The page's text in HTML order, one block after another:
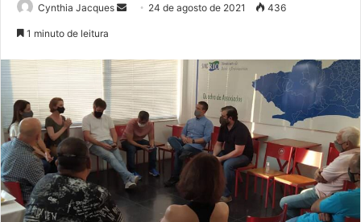
Cynthia Jacques
Mande
mail
24 de agosto de 2021 436
1 minuto de leitura